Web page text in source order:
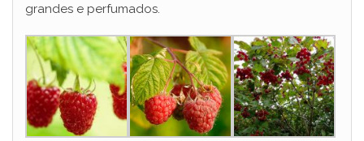
grandes e perfumados.